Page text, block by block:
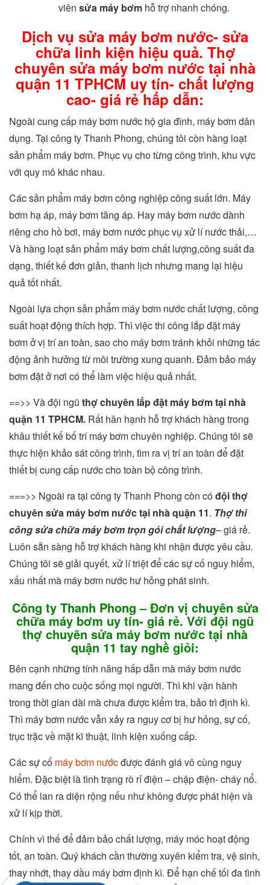
viên sửa máy bơm hỗ trợ nhanh chóng.
Dịch vụ sửa máy bơm nước- sửa
chữa linh kiện hiệu quả. Thợ
chuyên sửa máy bơm nước tại nhà
quận 11 TPHCM uy tín- chất lượng
cao- giá rẻ hấp dẫn:
Ngoài cung cấp máy bơm nước hộ gia đình, máy bơm dân
dụng. Tại công ty Thanh Phong, chúng tôi còn hàng loạt
sản phẩm máy bơm. Phục vụ cho từng công trình, khu vực
với quy mô khác nhau.
Các sản phẩm máy bơm công nghiệp công suất lớn. Máy
bơm hạ áp, máy bơm tăng áp. Hay máy bơm nước dành
riêng cho hồ bơi, máy bơm nước phục vụ xử lí nước thải,…
Và hàng loạt sản phẩm máy bơm chất lượng,công suất đa
dạng, thiết kế đơn giản, thanh lịch nhưng mang lại hiệu
quả tốt nhất.
Ngoài lựa chọn sản phẩm máy bơm nước chất lượng, công
suất hoạt động thích hợp. Thì việc thi công lắp đặt máy
bơm ở vị trí an toàn, sao cho máy bơm tránh khỏi những tác
động ảnh hưởng từ môi trường xung quanh. Đảm bảo máy
bơm đặt ở nơi có thể làm việc hiệu quả nhất.
==>> Và đội ngũ thợ chuyên lắp đặt máy bơm tại nhà
quận 11 TPHCM. Rất hân hạnh hỗ trợ khách hàng trong
khâu thiết kế bố trí máy bơm chuyên nghiệp. Chúng tôi sẽ
thực hiện khảo sát công trình, tìm ra vị trí an toàn để đặt
thiết bị cung cấp nước cho toàn bộ công trình.
===>> Ngoài ra tại công ty Thanh Phong còn cóđội thợ
chuyên sửa máy bơm nước tại nhà quận 11. Thợ thi
công sửa chữa máy bơm trọn gói chất lượng– giá rẻ.
Luôn sẵn sàng hỗ trợ khách hàng khi nhận được yêu cầu.
Chúng tôi sẽ giải quyết, xử lí triệt để các sự cố nguy hiểm,
xấu nhất mà máy bơm nước hư hỏng phát sinh.
Công ty Thanh Phong – Đơn vị chuyên sửa
chữa máy bơm uy tín- giá rẻ. Với đội ngũ
thợ chuyên sửa máy bơm nước tại nhà
quận 11 tay nghề giỏi:
Bên cạnh những tính năng hấp dẫn mà máy bơm nước
mang đến cho cuộc sống mọi người. Thì khi vận hành
trong thời gian dài mà chưa được kiểm tra, bảo trì định kì.
Thì máy bơm nước vẫn xảy ra nguy cơ bị hư hỏng, sự cố,
trục trặc về mặt kĩ thuật, linh kiện xuống cấp.
Các sự cố máy bơm nướcđược đánh giá vô cùng nguy
hiểm. Đặc biệt là tình trạng rò rỉ điện – chập điện- cháy nổ.
Có thể lan ra diện rộng nếu như không được phát hiện và
xử lí kịp thời.
Chính vì thế để đảm bảo chất lượng, máy móc hoạt động
tốt, an toàn. Quý khách cần thường xuyên kiểm tra, vệ sinh,
thay nhớt, thay dầu máy bơm định kì. Để hạn chế tối đa tình